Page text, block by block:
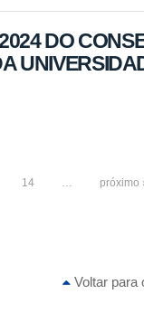
DO
14 … próximo
Voltar para